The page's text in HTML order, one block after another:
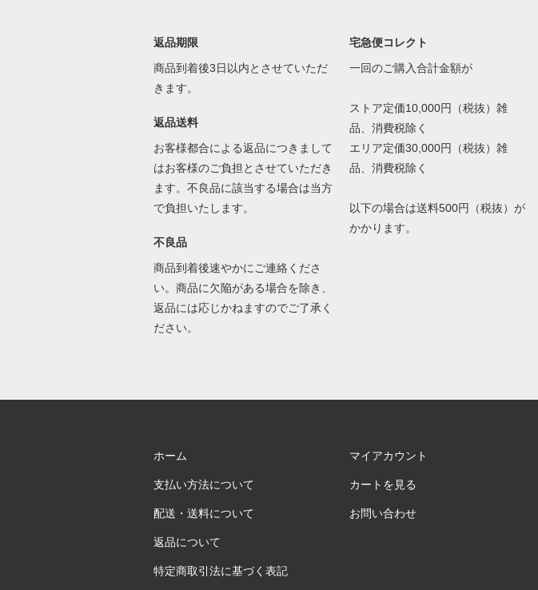
返品期限
商品到着後3日以内とさせていただ
きます。
返品送料
お客様都合による返品につきまして
はお客様のご負担とさせていただき
ます。不良品に該当する場合は当方
で負担いたします。
不良品
商品到着後速やかにご連絡くださ
い。商品に欠陥がある場合を除き、
返品には応じかねますのでご了承く
ださい。
宅急便コレクト
一回のご購入合計金額が
ストア定価10,000円（税抜）雑
品、消費税除く
エリア定価30,000円（税抜）雑
品、消費税除く
以下の場合は送料500円（税抜）が
かかります。
ホーム
支払い方法について
配送・送料について
返品について
特定商取引法に基づく表記
マイアカウント
カートを見る
お問い合わせ